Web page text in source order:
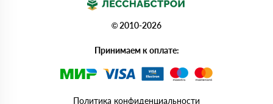
© 2010-2026
Принимаем к оплате:
Политика конфиденциальности